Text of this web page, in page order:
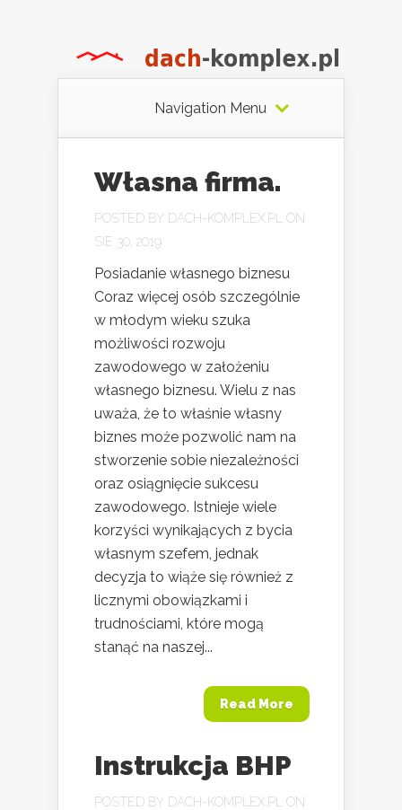
Navigation Menu
Własna firma.
POSTED BY DACH-KOMPLEX.PL
ON
SIE 30, 2019
Posiadanie własnego biznesu
Coraz więcej osób szczególnie
w młodym wieku szuka
możliwości rozwoju
zawodowego w założeniu
własnego biznesu. Wielu z nas
uważa, że to właśnie własny
biznes może pozwolić nam na
stworzenie sobie niezależności
oraz osiągnięcie sukcesu
zawodowego. Istnieje wiele
korzyści wynikających z bycia
własnym szefem, jednak
decyzja to wiąże się również z
licznymi obowiązkami i
trudnościami, które mogą
stanąć na naszej...
Read More
Instrukcja BHP
POSTED BY DACH-KOMPLEX.PL
ON